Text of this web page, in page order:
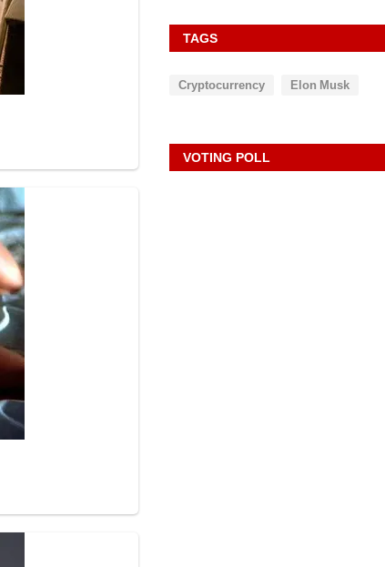
TAGS
Cryptocurrency Elon Musk
VOTING POLL